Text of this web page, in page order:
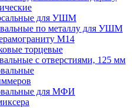
для УШМ
по металлу для УШМ
M14
торцевые
с отверстиями, 125 мм
для МФИ